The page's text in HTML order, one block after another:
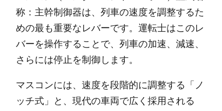
称：主幹制御器は、列車の速度を調整するた
めの最も重要なレバーです。運転士はこのレ
バーを操作することで、列車の加速、減速、
さらには停止を制御します。
マスコンには、速度を段階的に調整する「ノ
ッチ式」と、現代の車両で広く採用される